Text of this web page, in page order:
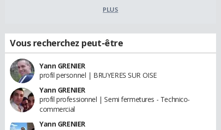
PLUS
Vous recherchez peut-être
Yann GRENIER
profil personnel | BRUYERES SUR OISE
Yann GRENIER
profil professionnel | Semi fermetures - Technico-
commercial
Yann GRENIER